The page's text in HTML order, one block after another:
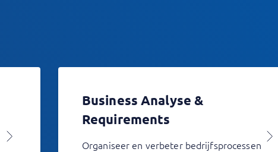
Business Analyse &
Requirements
Organiseer en verbeter bedrijfsprocessen